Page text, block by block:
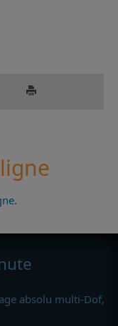
.
absolu multi-Dof,